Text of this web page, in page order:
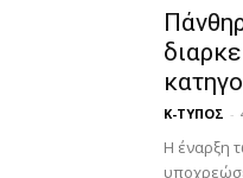
Κ-ΤΥΠΟΣ -
Η έναρξη